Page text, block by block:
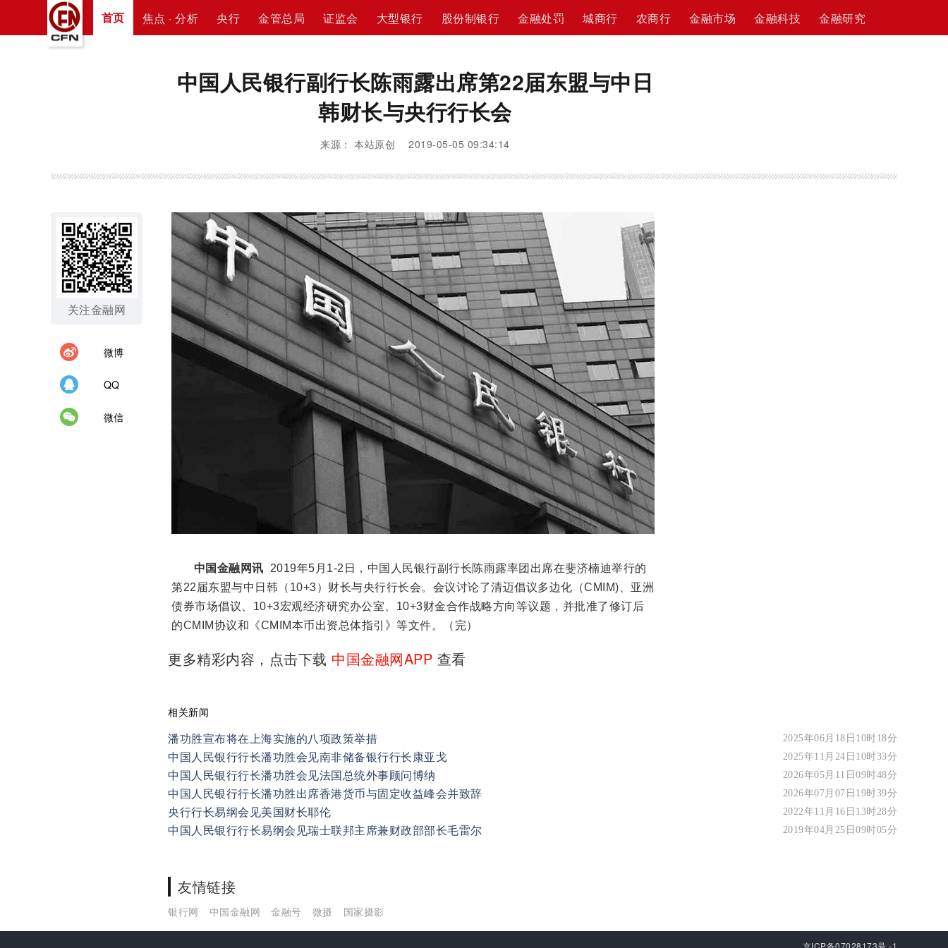
首页 焦点 · 分析 央行 金管总局 证监会 大型银行 股份制银行 金融处罚 城商行 农商行 金融市场 金融科技 金融研究
中国人民银行副行长陈雨露出席第22届东盟与中日
韩财长与央行行长会
来源： 本站原创 2019-05-05 09:34:14
关注金融网
微博
QQ
微信
中国金融网讯 2019年5月1-2日，中国人民银行副行长陈雨露率团出席在斐济楠迪举行的
第22届东盟与中日韩（10+3）财长与央行行长会。会议讨论了清迈倡议多边化（CMIM)、亚洲
债券市场倡议、10+3宏观经济研究办公室、10+3财金合作战略方向等议题，并批准了修订后
的CMIM协议和《CMIM本币出资总体指引》等文件。（完）
更多精彩内容，点击下载 中国金融网APP 查看
相关新闻
潘功胜宣布将在上海实施的八项政策举措 2025年06月18日10时18分
中国人民银行行长潘功胜会见南非储备银行行长康亚戈 2025年11月24日10时33分
中国人民银行行长潘功胜会见法国总统外事顾问博纳 2026年05月11日09时48分
中国人民银行行长潘功胜出席香港货币与固定收益峰会并致辞 2026年07月07日19时39分
央行行长易纲会见美国财长耶伦 2022年11月16日13时28分
中国人民银行行长易纲会见瑞士联邦主席兼财政部部长毛雷尔 2019年04月25日09时05分
友情链接
银行网 中国金融网 金融号 微摄 国家摄影